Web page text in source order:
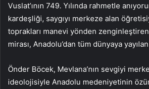
Vuslat’ının 749. Yılında rahmetle
kardeşliği, saygıyı merkeze alan
toprakları manevi yönden zenginleştiren
mirası, Anadolu’dan tüm dünyaya
Önder Böcek, Mevlana’nın sevgiyi
ideolojisiyle Anadolu medeniyetinin